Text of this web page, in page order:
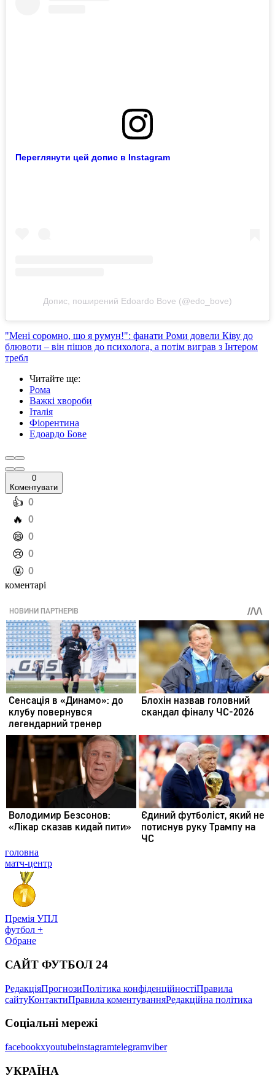
Переглянути цей допис в Instagram
Допис, поширений Edoardo Bove (@edo_bove)
"Мені соромно, що я румун!": фанати Роми довели Ківу до
блювоти – він пішов до психолога, а потім виграв з Інтером
требл
Читайте ще:
Рома
Важкі хвороби
Італія
Фіорентина
Едоардо Бове
0
Коментувати
️👍 0
️🔥 0
️😄 0
️😢 0
️🤬 0
коментарі
головна
матч-центр
Премія УПЛ
футбол +
Обране
САЙТ ФУТБОЛ 24
РедакціяПрогнозиПолітика конфіденційностіПравила
сайтуКонтактиПравила коментуванняРедакційна політика
Соціальні мережі
facebookxyoutubeinstagramtelegramviber
УКРАЇНА